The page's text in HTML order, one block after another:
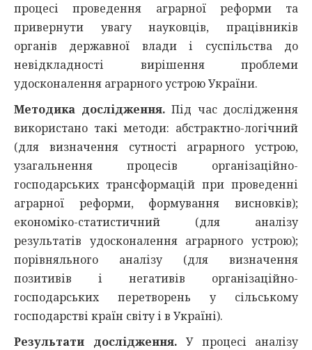
процесі проведення аграрної реформи та
привернути увагу науковців, працівників
органів державної влади і суспільства до
невідкладності вирішення проблеми
удосконалення аграрного устрою України.
Методика дослідження. Під час дослідження
використано такі методи: абстрактно-логічний
(для визначення сутності аграрного устрою,
узагальнення процесів організаційно-
господарських трансформацій при проведенні
аграрної реформи, формування висновків);
економіко-статистичний (для аналізу
результатів удосконалення аграрного устрою);
порівняльного аналізу (для визначення
позитивів і негативів організаційно-
господарських перетворень у сільському
господарстві країн світу і в Україні).
Результати дослідження. У процесі аналізу